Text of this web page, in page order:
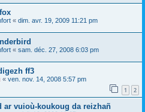
« dim. avr. 19, 2009 11:21 pm
« sam. déc. 27, 2008 6:03 pm
ff3
« ven. nov. 14, 2008 5:57 pm
1 2
ar vuioù-koukoug da reizhañ